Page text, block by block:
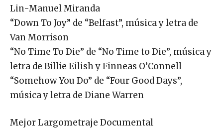
Lin-Manuel Miranda
“Down To Joy” de “Belfast”, música y letra de
Van Morrison
“No Time To Die” de “No Time to Die”, música y
letra de Billie Eilish y Finneas O’Connell
“Somehow You Do” de “Four Good Days”,
música y letra de Diane Warren
Mejor Largometraje Documental